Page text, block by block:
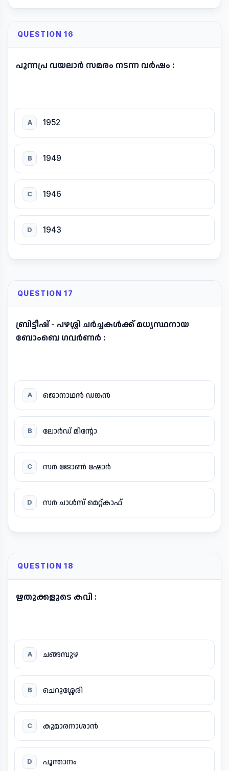
QUESTION 16
പുന്നപ്ര വയലാർ സമരം നടന്ന വർഷം :
A 1952
B 1949
C 1946
D 1943
QUESTION 17
ബ്രിട്ടീഷ് - പഴശ്ശി ചർച്ചകൾക്ക് മധ്യസ്ഥനായ
ബോംബെ ഗവർണർ :
A ജൊനാഥൻ ഡങ്കൻ
B ലോർഡ് മിന്റോ
C സർ ജോൺ ഷോർ
D സർ ചാൾസ് മെറ്റ്കാഫ്
QUESTION 18
ഋതുക്കളുടെ കവി :
A ചങ്ങമ്പുഴ
B ചെറുശ്ശേരി
C കുമാരനാശാൻ
D പൂന്താനം